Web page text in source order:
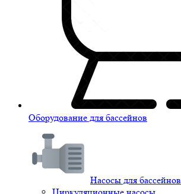
Оборудование для бассейнов
Насосы для бассейнов